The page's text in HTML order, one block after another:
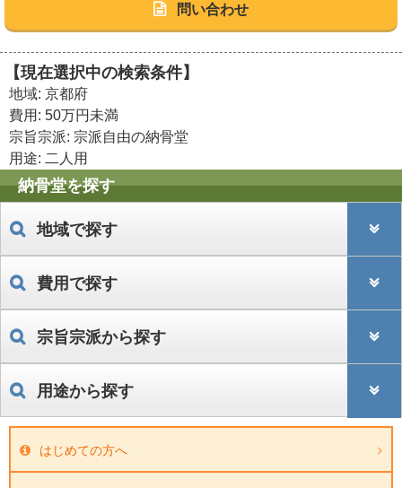
問い合わせ
【現在選択中の検索条件】
地域: 京都府
費用: 50万円未満
宗旨宗派: 宗派自由の納骨堂
用途: 二人用
納骨堂を探す
地域で探す
費用で探す
宗旨宗派から探す
用途から探す
はじめての方へ